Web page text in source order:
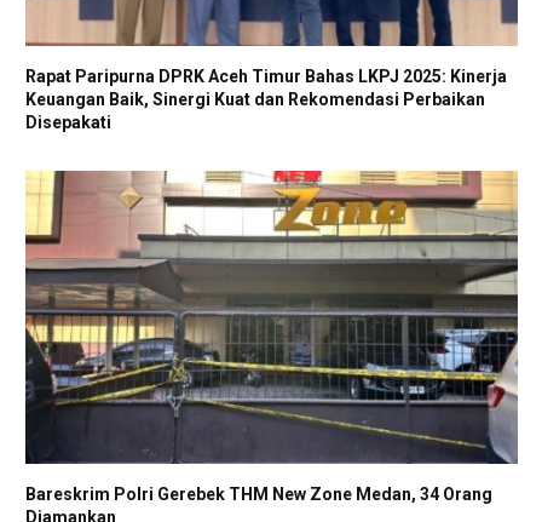
Rapat Paripurna DPRK Aceh Timur Bahas LKPJ 2025: Kinerja
Keuangan Baik, Sinergi Kuat dan Rekomendasi Perbaikan
Disepakati
Bareskrim Polri Gerebek THM New Zone Medan, 34 Orang
Diamankan